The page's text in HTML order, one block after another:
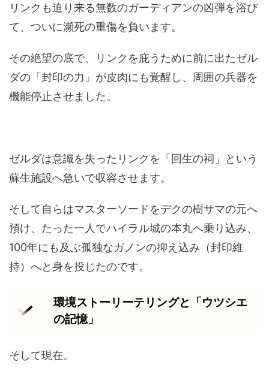
リンクも迫り来る無数のガーディアンの凶弾を浴び
て、ついに瀕死の重傷を負います。
その絶望の底で、リンクを庇うために前に出たゼル
ダの「封印の力」が皮肉にも覚醒し、周囲の兵器を
機能停止させました。
ゼルダは意識を失ったリンクを「回生の祠」という
蘇生施設へ急いで収容させます。
そして自らはマスターソードをデクの樹サマの元へ
預け、たった一人でハイラル城の本丸へ乗り込み、
100年にも及ぶ孤独なガノンの抑え込み（封印維
持）へと身を投じたのです。
環境ストーリーテリングと「ウツシエ
の記憶」
そして現在。